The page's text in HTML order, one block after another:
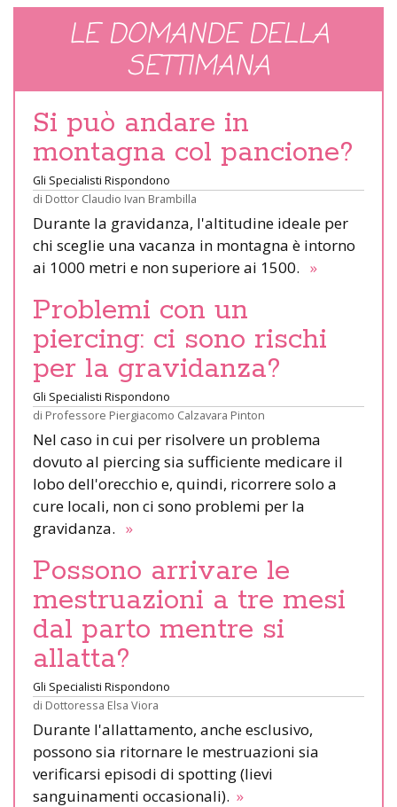
LE DOMANDE DELLA
SETTIMANA
Si può andare in
montagna col pancione?
Gli Specialisti Rispondono
di Dottor Claudio Ivan Brambilla
Durante la gravidanza, l'altitudine ideale per
chi sceglie una vacanza in montagna è intorno
ai 1000 metri e non superiore ai 1500. »
Problemi con un
piercing: ci sono rischi
per la gravidanza?
Gli Specialisti Rispondono
di Professore Piergiacomo Calzavara Pinton
Nel caso in cui per risolvere un problema
dovuto al piercing sia sufficiente medicare il
lobo dell'orecchio e, quindi, ricorrere solo a
cure locali, non ci sono problemi per la
gravidanza. »
Possono arrivare le
mestruazioni a tre mesi
dal parto mentre si
allatta?
Gli Specialisti Rispondono
di Dottoressa Elsa Viora
Durante l'allattamento, anche esclusivo,
possono sia ritornare le mestruazioni sia
verificarsi episodi di spotting (lievi
sanguinamenti occasionali). »